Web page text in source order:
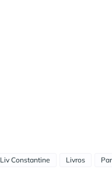
Liv Constantine Livros